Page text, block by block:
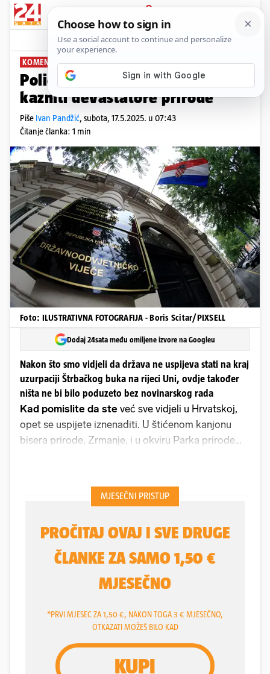
PRIJAVA
News Komentari
KOMENTAR: IVAN PANDŽIĆ PLUS+
Policija i DORH moraju pronaći i
kazniti devastatore prirode
Piše Ivan Pandžić, subota, 17.5.2025. u 07:43
Čitanje članka: 1 min
Foto: ILUSTRATIVNA FOTOGRAFIJA - Boris Scitar/PIXSELL
Dodaj 24sata među omiljene izvore na Googleu
Nakon što smo vidjeli da država ne uspijeva stati na kraj
uzurpaciji Štrbačkog buka na rijeci Uni, ovdje također
ništa ne bi bilo poduzeto bez novinarskog rada
Kad pomislite da ste već sve vidjeli u Hrvatskoj,
opet se uspijete iznenaditi. U štićenom kanjonu
bisera prirode, Zrmanje, i u okviru Parka prirode
vjerojatno bi poslužilo za najam i već možete
zamisliti kako se reklamiraju da će gosti imati mir i
imanje, koje je na državnom zemljištu, opasano je i
visokom ogradom, dugačkom i 55 metara, ulaz je
zatvoren teškim metalnim vratima. No nisu tu
bespravni graditelji stali. Probili su i proširili put
buduće bespravne investicije.